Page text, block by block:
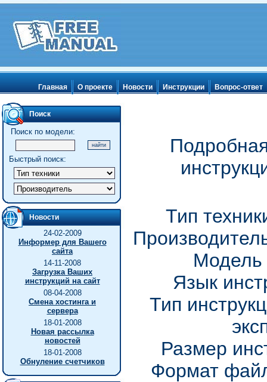
Главная О проекте Новости Инструкции Вопрос-ответ
Поиск
Поиск по модели:
Быстрый поиск:
Новости
24-02-2009
Информер для Вашего
сайта
14-11-2008
Загрузка Ваших
инструкций на сайт
08-04-2008
Смена хостинга и
сервера
18-01-2008
Новая рассылка
новостей
18-01-2008
Обнуление счетчиков
Тип
Модель
Язык
Тип
Размер
Формат